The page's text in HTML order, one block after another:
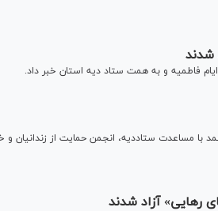
شرقی از آزادی ۸۴ زندانی جرایم غیرعمد با مساعدت ستاددیه، انجمن حمایت از